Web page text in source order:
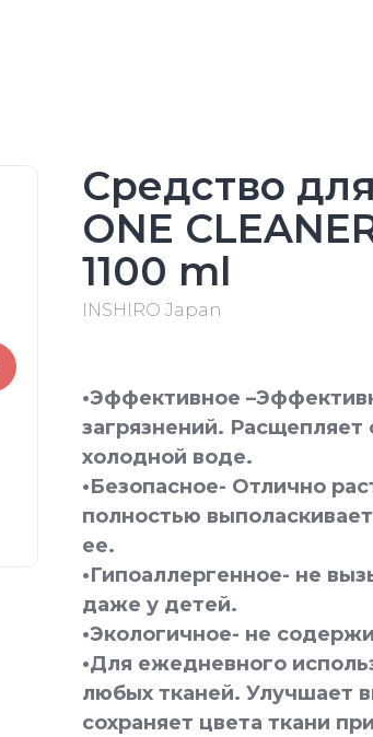
Средство
ONE
1100 ml
INSHIRO Japan
•Эффективное
загрязнений.
холодной воде.
•Безопасное- Отлично
полностью
ее.
•Гипоаллергенное- не
даже у детей.
•Экологичное- не
•Для ежедневного
любых тканей. Улучшает
сохраняет цвета ткани